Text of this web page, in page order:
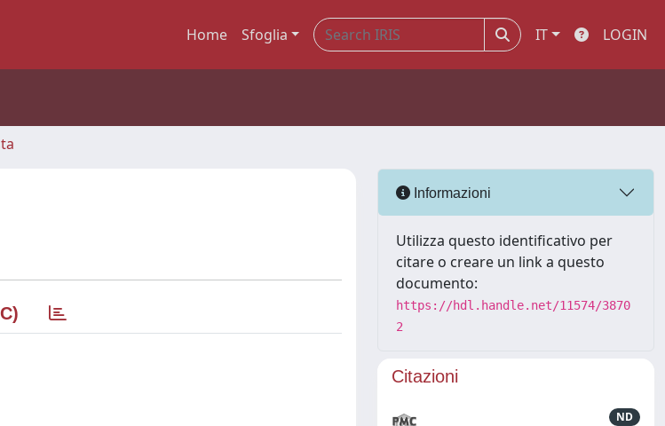
Home Sfoglia IT LOGIN
Informazioni
Utilizza questo identificativo per
citare o creare un link a questo
documento:
https://hdl.handle.net/11574/3870
2
Citazioni
ND